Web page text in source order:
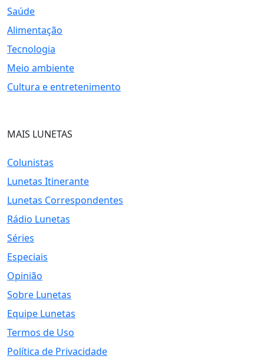
Saúde
Alimentação
Tecnologia
Meio ambiente
Cultura e entretenimento
MAIS LUNETAS
Colunistas
Lunetas Itinerante
Lunetas Correspondentes
Rádio Lunetas
Séries
Especiais
Opinião
Sobre Lunetas
Equipe Lunetas
Termos de Uso
Política de Privacidade